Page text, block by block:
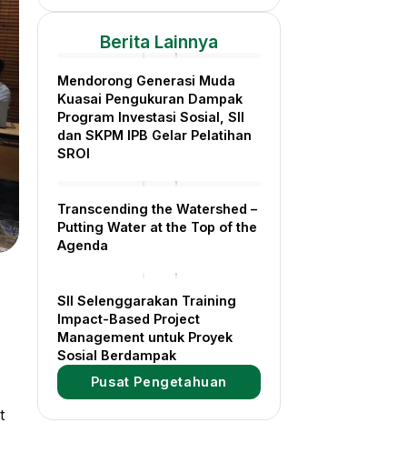
Berita Lainnya
Mendorong Generasi Muda
Kuasai Pengukuran Dampak
Program Investasi Sosial, SII
dan SKPM IPB Gelar Pelatihan
SROI
Transcending the Watershed –
Putting Water at the Top of the
Agenda
SII Selenggarakan Training
Impact-Based Project
Management untuk Proyek
Sosial Berdampak
Pusat Pengetahuan